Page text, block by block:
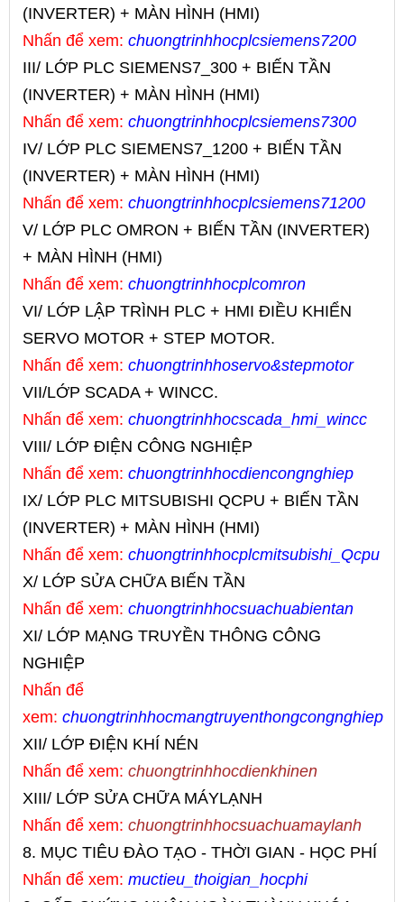
(INVERTER) + MÀN HÌNH (HMI)
Nhấn để xem: chuongtrinhhocplcsiemens7200
III/ LỚP PLC SIEMENS7_300 + BIẾN TẦN
(INVERTER) + MÀN HÌNH (HMI)
Nhấn để xem: chuongtrinhhocplcsiemens7300
IV/ LỚP PLC SIEMENS7_1200 + BIẾN TẦN
(INVERTER) + MÀN HÌNH (HMI)
Nhấn để xem: chuongtrinhhocplcsiemens71200
V/ LỚP PLC OMRON + BIẾN TẦN (INVERTER)
+ MÀN HÌNH (HMI)
Nhấn để xem: chuongtrinhhocplcomron
VI/ LỚP LẬP TRÌNH PLC + HMI ĐIỀU KHIỂN
SERVO MOTOR + STEP MOTOR.
Nhấn để xem: chuongtrinhhoservo&stepmotor
VII/LỚP SCADA + WINCC.
Nhấn để xem: chuongtrinhhocscada_hmi_wincc
VIII/ LỚP ĐIỆN CÔNG NGHIỆP
Nhấn để xem: chuongtrinhhocdiencongnghiep
IX/ LỚP PLC MITSUBISHI QCPU + BIẾN TẦN
(INVERTER) + MÀN HÌNH (HMI)
Nhấn để xem: chuongtrinhhocplcmitsubishi_Qcpu
X/ LỚP SỬA CHỮA BIẾN TẦN
Nhấn để xem: chuongtrinhhocsuachuabientan
XI/ LỚP MẠNG TRUYỀN THÔNG CÔNG
NGHIỆP
Nhấn để
xem: chuongtrinhhocmangtruyenthongcongnghiep
XII/ LỚP ĐIỆN KHÍ NÉN
Nhấn để xem: chuongtrinhhocdienkhinen
XIII/ LỚP SỬA CHỮA MÁYLẠNH
Nhấn để xem: chuongtrinhhocsuachuamaylanh
8. MỤC TIÊU ĐÀO TẠO - THỜI GIAN - HỌC PHÍ
Nhấn để xem: muctieu_thoigian_hocphi